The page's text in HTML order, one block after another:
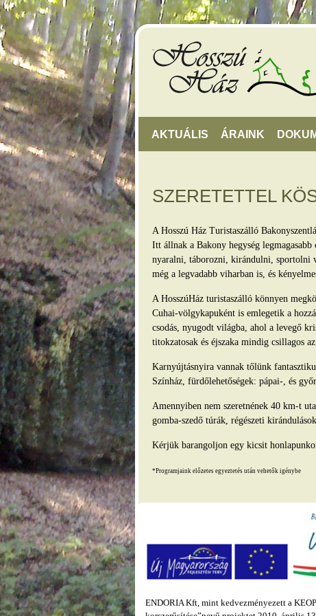
AKTUÁLIS ÁRAINK
SZERETETTEL
A Hosszú Ház Turistaszálló
Itt állnak a Bakony hegység
nyaralni, táborozni, kirándulni, sportolni
még a legvadabb viharban is, és
A HosszúHáz turistaszálló könnyen
Cuhai-völgykapuként is emlegetik a
csodás, nyugodt világba, ahol a levegő
titokzatosak és éjszaka mindig csillagos
Karnyújtásnyira vannak tőlünk
Színház, fürdőlehetőségek: pápai-, és
Amennyiben nem szeretnének 40 km-t
gomba-szedő túrák, régészeti
Kérjük barangoljon egy kicsit
*Programjaink előzetes egyeztetés után vehetők igénybe
ENDORIA Kft, mint kedvezményezett a